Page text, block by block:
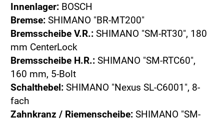
Innenlager: BOSCH
Bremse: SHIMANO "BR-MT200"
Bremsscheibe V.R.: SHIMANO "SM-RT30", 180
mm CenterLock
Bremsscheibe H.R.: SHIMANO "SM-RTC60",
160 mm, 5-Bolt
Schalthebel: SHIMANO "Nexus SL-C6001", 8-
fach
Zahnkranz / Riemenscheibe: SHIMANO "SM-